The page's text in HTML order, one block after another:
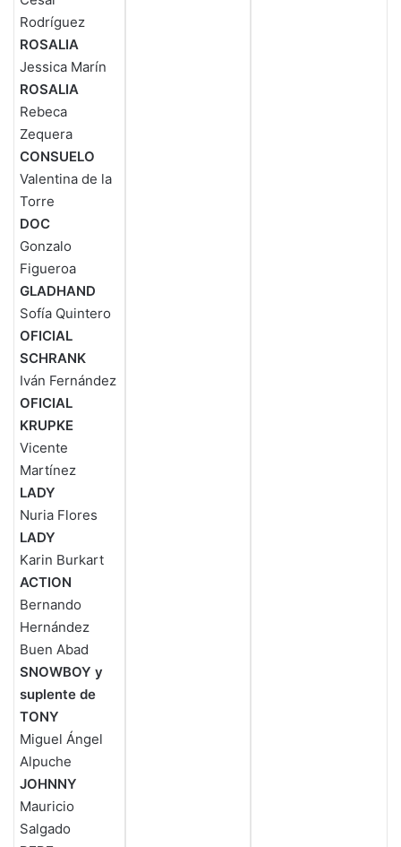
Rodríguez
ROSALIA
Jessica Marín
ROSALIA
Rebeca
Zequera
CONSUELO
Valentina de la
Torre
DOC
Gonzalo
Figueroa
GLADHAND
Sofía Quintero
OFICIAL
SCHRANK
Iván Fernández
OFICIAL
KRUPKE
Vicente
Martínez
LADY
Nuria Flores
LADY
Karin Burkart
ACTION
Bernando
Hernández
Buen Abad
SNOWBOY y
suplente de
TONY
Miguel Ángel
Alpuche
JOHNNY
Mauricio
Salgado